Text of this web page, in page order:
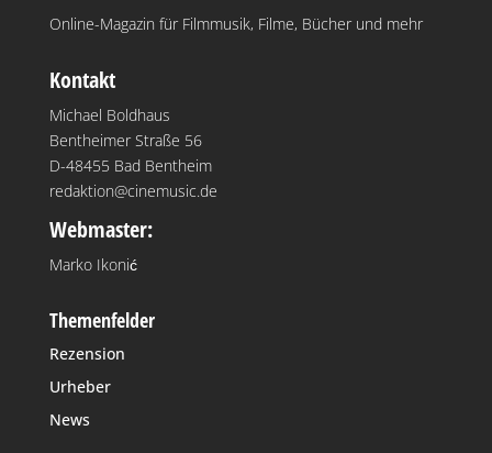
Online-Magazin für Filmmusik, Filme, Bücher und mehr
Kontakt
Michael Boldhaus
Bentheimer Straße 56
D-48455 Bad Bentheim
redaktion@cinemusic.de
Webmaster:
Marko Ikonić
Themenfelder
Rezension
Urheber
News